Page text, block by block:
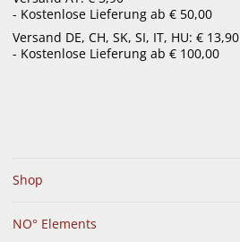
- Kostenlose Lieferung ab € 50,00
Versand DE, CH, SK, SI, IT, HU: € 13,90
- Kostenlose Lieferung ab € 100,00
Shop
NO° Elements